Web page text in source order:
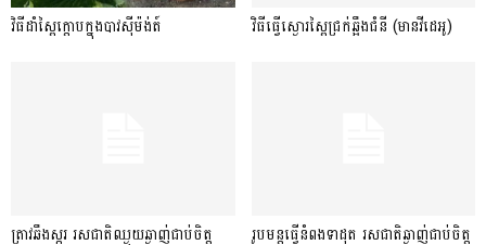
វិធីដាំស្ពៃក្តោបក្នុងបាវស៊ីម៉ង់ត៍ វិធីធ្វើស្ងោរស្ពៃជ្រក់ឆ្អឹងជំនី (មានវីដេអូ)
ត្រាវឆឹងស្ករ រសជាតិឈ្ងុយឆ្ងាញ់ជាប់ចិត្ត
រូបមន្តធ្វើនំពងទាដុត រសជាតិឆ្ងាញ់ជាប់ចិត្ត